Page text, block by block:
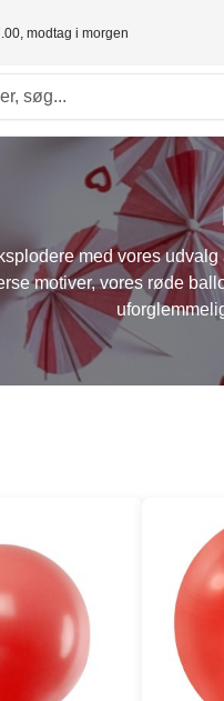
modtag i morgen
med vores
motiver, vores røde